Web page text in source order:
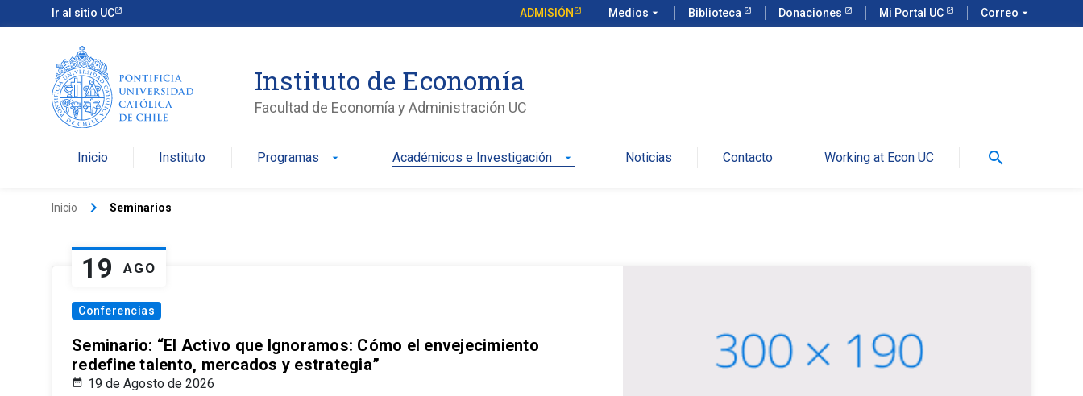
Ir al sitio UC ADMISIÓN Medios arrow_drop_down Biblioteca Donaciones Mi Portal UC Correo arrow_drop_down
Instituto de Economía
Facultad de Economía y Administración UC
Inicio Instituto Programas arrow_drop_down Académicos e Investigación arrow_drop_down Noticias Contacto Working at Econ UC search
Inicio keyboard_arrow_right Seminarios
19 AGO
Conferencias
Seminario: “El Activo que Ignoramos: Cómo el envejecimiento
redefine talento, mercados y estrategia”
19 de Agosto de 2026